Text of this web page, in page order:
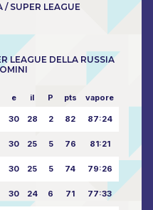
/ SUPER LEAGUE
LEAGUE DELLA RUSSIA
e il P pts vapore
30 28 2 82 87:24
30 25 5 76 81:21
30 25 5 74 79:26
30 24 6 71 77:33